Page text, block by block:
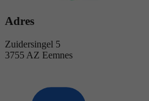
Adres
Zuidersingel 5
3755 AZ Eemnes